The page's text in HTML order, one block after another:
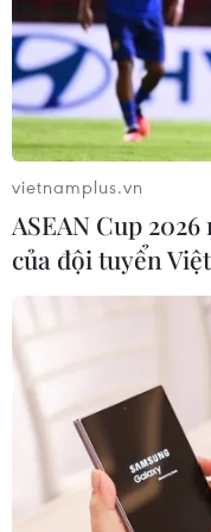
Mỹ truy tố đối
golf của Tổng
05/08/2026 06:57
CƠ QUAN CHỦ QUẢN: THÔNG
Tổng Biên tập: TRẦN
Phó Tổng Biên tập:
THỦY
vietnamplus.vn
ASEAN Cup
của đội tuyển